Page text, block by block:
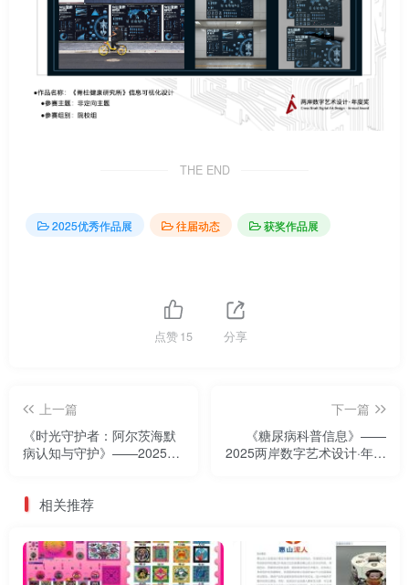
THE END
2025优秀作品展 往届动态 获奖作品展
点赞15 分享
上一篇
《时光守护者：阿尔茨海默
病认知与守护》——2025两
下一篇
《糖尿病科普信息》——
2025两岸数字艺术设计·年度
相关推荐